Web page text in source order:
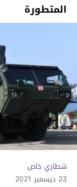
المتطورة
شطاري خاص
23 ديسمبر 2021